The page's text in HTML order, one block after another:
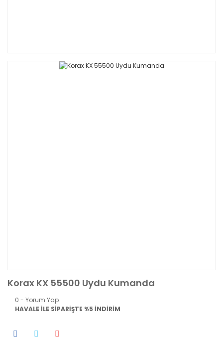
Korax KX 55500 Uydu Kumanda
0 - Yorum Yap
HAVALE İLE SİPARİŞTE %5 İNDİRİM